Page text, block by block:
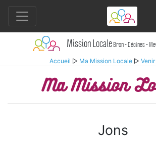
Mission LocaleBron - Décines -
Accueil ▷ Ma Mission Locale▷ Venir
Ma Mission
Jons